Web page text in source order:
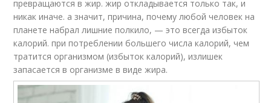
превращаются в жир. жир откладывается только так, и
никак иначе. а значит, причина, почему любой человек на
планете набрал лишние полкило, — это всегда избыток
калорий. при потреблении большего числа калорий, чем
тратится организмом (избыток калорий), излишек
запасается в организме в виде жира.